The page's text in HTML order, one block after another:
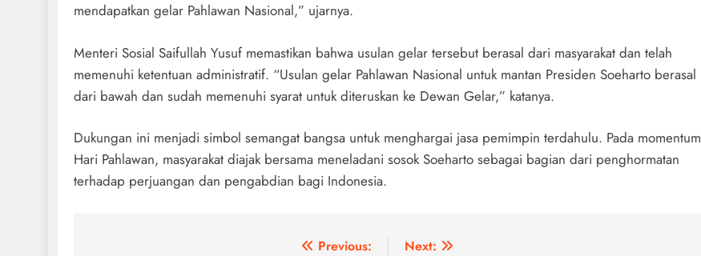
mendapatkan gelar Pahlawan Nasional,” ujarnya.
Menteri Sosial Saifullah Yusuf memastikan bahwa usulan gelar tersebut berasal dari masyarakat dan telah
memenuhi ketentuan administratif. “Usulan gelar Pahlawan Nasional untuk mantan Presiden Soeharto berasal
dari bawah dan sudah memenuhi syarat untuk diteruskan ke Dewan Gelar,” katanya.
Dukungan ini menjadi simbol semangat bangsa untuk menghargai jasa pemimpin terdahulu. Pada momentum
Hari Pahlawan, masyarakat diajak bersama meneladani sosok Soeharto sebagai bagian dari penghormatan
terhadap perjuangan dan pengabdian bagi Indonesia.
Previous:
Next: